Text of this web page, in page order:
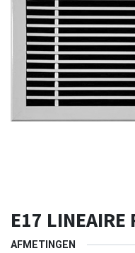
E17 LINEAIRE
AFMETINGEN